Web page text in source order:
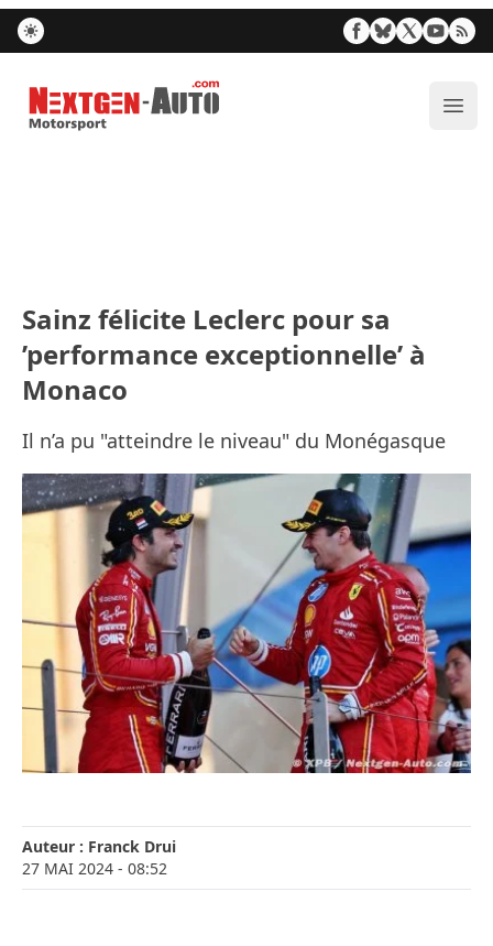
Nextgen-Auto.com
Sainz félicite Leclerc pour sa
’performance exceptionnelle’ à
Monaco
Il n’a pu "atteindre le niveau" du Monégasque
Auteur : Franck Drui
27 MAI 2024 - 08:52